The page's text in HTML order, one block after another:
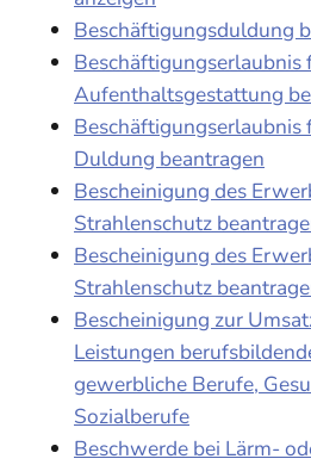
Beschäftigungsduldung
Beschäftigungserlaubnis
Aufenthaltsgestattung
Beschäftigungserlaubnis
Duldung beantragen
Bescheinigung des
Strahlenschutz
Bescheinigung des
Strahlenschutz
Bescheinigung zur
Leistungen
gewerbliche Berufe,
Sozialberufe
Beschwerde bei Lärm-